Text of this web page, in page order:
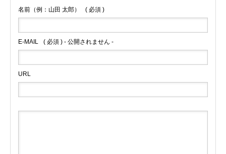
名前（例：山田 太郎） ( 必須 )
E-MAIL ( 必須 ) - 公開されません -
URL